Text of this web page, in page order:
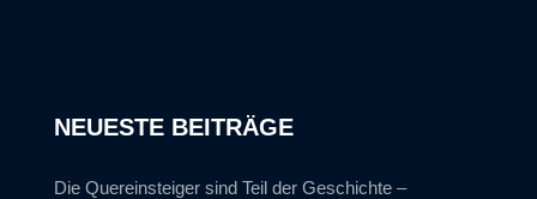
NEUESTE BEITRÄGE
Die Quereinsteiger sind Teil der Geschichte –